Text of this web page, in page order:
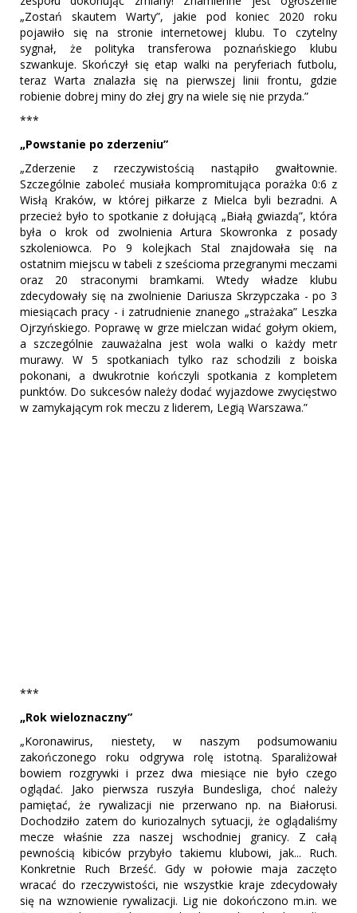
„Zostań skautem Warty”, jakie pod koniec 2020 roku
pojawiło się na stronie internetowej klubu. To czytelny
sygnał, że polityka transferowa poznańskiego klubu
szwankuje. Skończył się etap walki na peryferiach futbolu,
teraz Warta znalazła się na pierwszej linii frontu, gdzie
robienie dobrej miny do złej gry na wiele się nie przyda.”
***
„Powstanie po zderzeniu”
„Zderzenie z rzeczywistością nastąpiło gwałtownie.
Szczególnie zaboleć musiała kompromitująca porażka 0:6 z
Wisłą Kraków, w której piłkarze z Mielca byli bezradni. A
przecież było to spotkanie z dołującą „Białą gwiazdą”, która
była o krok od zwolnienia Artura Skowronka z posady
szkoleniowca. Po 9 kolejkach Stal znajdowała się na
ostatnim miejscu w tabeli z sześcioma przegranymi meczami
oraz 20 straconymi bramkami. Wtedy władze klubu
zdecydowały się na zwolnienie Dariusza Skrzypczaka - po 3
miesiącach pracy - i zatrudnienie znanego „strażaka” Leszka
Ojrzyńskiego. Poprawę w grze mielczan widać gołym okiem,
a szczególnie zauważalna jest wola walki o każdy metr
murawy. W 5 spotkaniach tylko raz schodzili z boiska
pokonani, a dwukrotnie kończyli spotkania z kompletem
punktów. Do sukcesów należy dodać wyjazdowe zwycięstwo
w zamykającym rok meczu z liderem, Legią Warszawa.”
***
„Rok wieloznaczny”
„Koronawirus, niestety, w naszym podsumowaniu
zakończonego roku odgrywa rolę istotną. Sparaliżował
bowiem rozgrywki i przez dwa miesiące nie było czego
oglądać. Jako pierwsza ruszyła Bundesliga, choć należy
pamiętać, że rywalizacji nie przerwano np. na Białorusi.
Dochodziło zatem do kuriozalnych sytuacji, że oglądaliśmy
mecze właśnie zza naszej wschodniej granicy. Z całą
pewnością kibiców przybyło takiemu klubowi, jak... Ruch.
Konkretnie Ruch Brześć. Gdy w połowie maja zaczęto
wracać do rzeczywistości, nie wszystkie kraje zdecydowały
się na wznowienie rywalizacji. Lig nie dokończono m.in. we